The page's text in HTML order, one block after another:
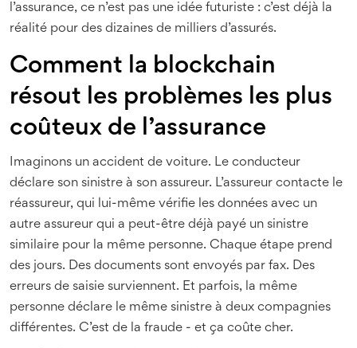
l’assurance, ce n’est pas une idée futuriste : c’est déjà la
réalité pour des dizaines de milliers d’assurés.
Comment la blockchain
résout les problèmes les plus
coûteux de l’assurance
Imaginons un accident de voiture. Le conducteur
déclare son sinistre à son assureur. L’assureur contacte le
réassureur, qui lui-même vérifie les données avec un
autre assureur qui a peut-être déjà payé un sinistre
similaire pour la même personne. Chaque étape prend
des jours. Des documents sont envoyés par fax. Des
erreurs de saisie surviennent. Et parfois, la même
personne déclare le même sinistre à deux compagnies
différentes. C’est de la fraude - et ça coûte cher.